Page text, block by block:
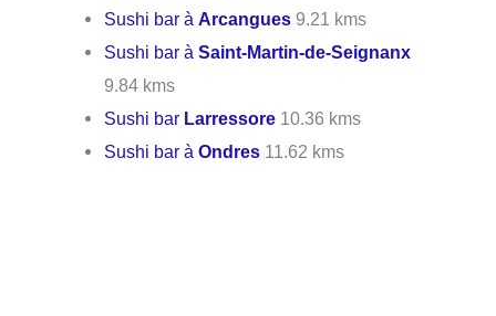
Sushi bar àArcangues 9.21 kms
Sushi bar àSaint-Martin-de-Seignanx
9.84 kms
Sushi bar Larressore 10.36 kms
Sushi bar àOndres 11.62 kms